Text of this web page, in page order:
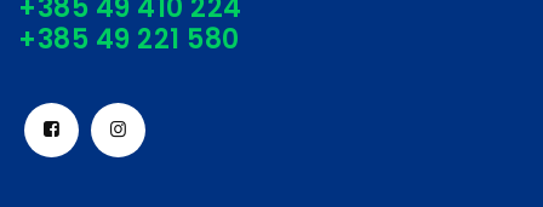
+385 49 410 224